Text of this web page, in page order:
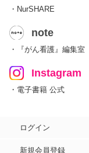
・NurSHARE
note
・『がん看護』編集室
Instagram
・電子書籍 公式
ログイン
新規会員登録